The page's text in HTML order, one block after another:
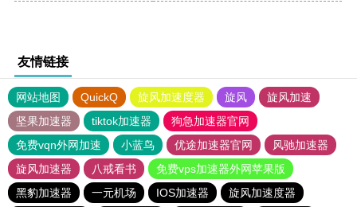
友情链接
网站地图 QuickQ 旋风加速度器 旋风
旋风加速
坚果加速器
tiktok加速器
狗急加速器官网
免费vqn外网加速
小蓝鸟 优途加速器官网
风驰加速器
旋风加速器
八戒看书
免费vps加速器外网苹果版
黑豹加速器
一元机场 IOS加速器 旋风加速度器